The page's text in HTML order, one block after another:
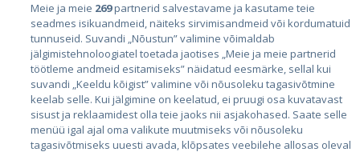
Riigid
Eesti
Läti
Leedu
Meie ja meie 269partnerid salvestavame ja kasutame teie
seadmes isikuandmeid, näiteks sirvimisandmeid või kordumatuid
tunnuseid. Suvandi „Nõustun” valimine võimaldab
jälgimistehnoloogiatel toetada jaotises „Meie ja meie partnerid
töötleme andmeid esitamiseks” näidatud eesmärke, sellal kui
suvandi „Keeldu kõigist” valimine või nõusoleku tagasivõtmine
keelab selle. Kui jälgimine on keelatud, ei pruugi osa kuvatavast
sisust ja reklaamidest olla teie jaoks nii asjakohased. Saate selle
menüü igal ajal oma valikute muutmiseks või nõusoleku
tagasivõtmiseks uuesti avada, klõpsates veebilehe allosas oleval